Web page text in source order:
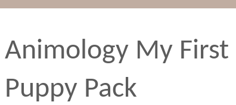
Animology My First
Puppy Pack